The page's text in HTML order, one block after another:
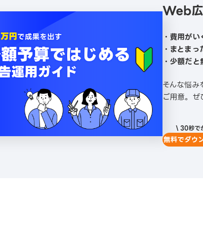
Web
・費用が
・まとま
・少額だ
そんな悩み
ご用意。ぜ
\ 30秒で
無料でダウ